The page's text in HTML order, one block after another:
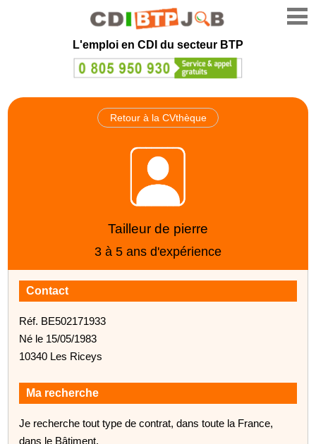
L'emploi en CDI du secteur BTP
Retour à la CVthèque
Tailleur de pierre
3 à 5 ans d'expérience
Contact
Réf. BE502171933
Né le 15/05/1983
10340 Les Riceys
Ma recherche
Je recherche tout type de contrat, dans toute la France,
dans le Bâtiment.